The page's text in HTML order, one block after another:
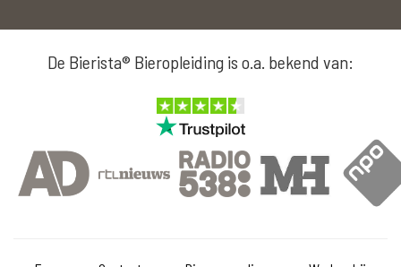
De Bierista® Bieropleiding is o.a. bekend van: